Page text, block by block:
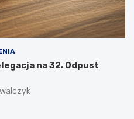
na 32. Odpust